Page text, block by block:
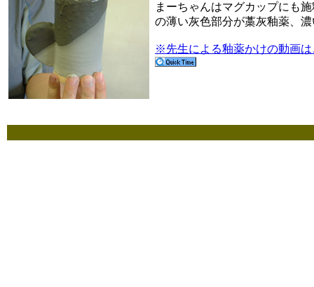
まーちゃんはマグカップにも
の薄い灰色部分が藁灰釉薬、
※先生による釉薬かけの動画